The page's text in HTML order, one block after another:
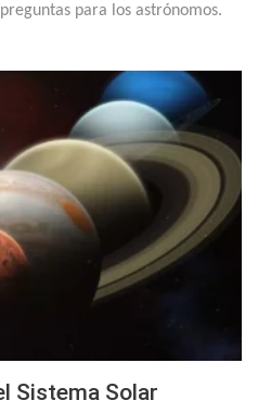
para los astrónomos.
Sistema Solar